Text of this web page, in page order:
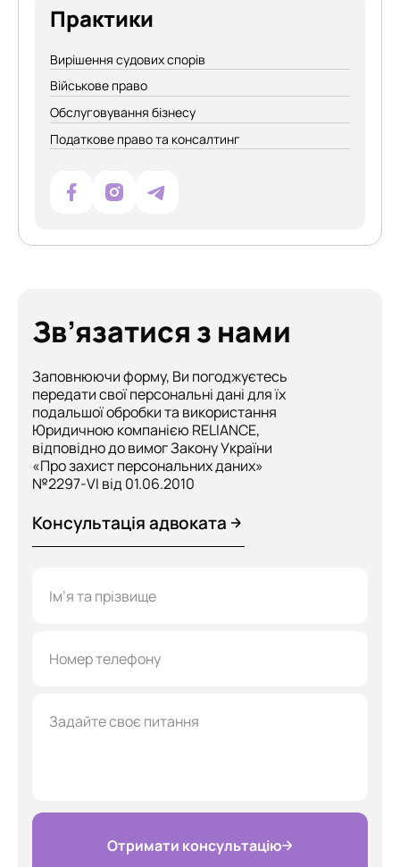
Практики
Вирішення судових спорів
Військове право
Обслуговування бізнесу
Податкове право та консалтинг
Зв’язатися з нами
Заповнюючи форму, Ви погоджуєтесь
передати свої персональні дані для їх
подальшої обробки та використання
Юридичною компанією RELIANCE,
відповідно до вимог Закону України
«Про захист персональних даних»
№2297-VI від 01.06.2010
Консультація адвоката
Отримати консультацію